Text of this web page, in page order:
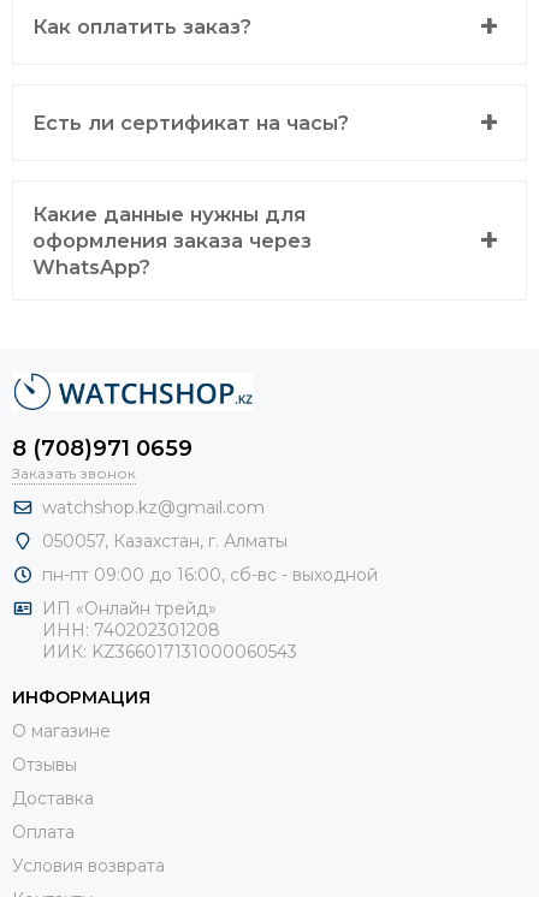
Как оплатить заказ?
Есть ли сертификат на часы?
Какие данные нужны для
оформления заказа через
WhatsApp?
8 (708)971 0659
Заказать звонок
watchshop.kz@gmail.com
050057, Казахстан, г. Алматы
пн-пт 09:00 до 16:00, сб-вс - выходной
ИП «Онлайн трейд»
ИНН: 740202301208
ИИК: KZ366017131000060543
ИНФОРМАЦИЯ
О магазине
Отзывы
Доставка
Оплата
Условия возврата